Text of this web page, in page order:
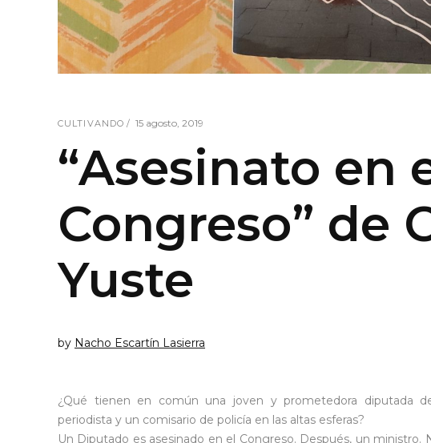
CULTIVANDO 15 agosto, 2019
“Asesinato en
Congreso” de
Yuste
by Nacho Escartín Lasierra
¿Qué tienen en común una joven y prometedora diputada
periodista y un comisario de policía en las altas esferas?
Un Diputado es asesinado en el Congreso. Después, un